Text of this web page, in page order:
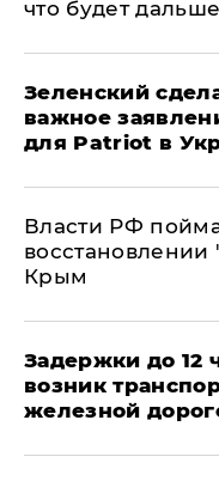
что будет дальше
Зеленский
важное
для Patriot в
Власти РФ
восстановлении
Крым
Задержки до 12
возник
железной